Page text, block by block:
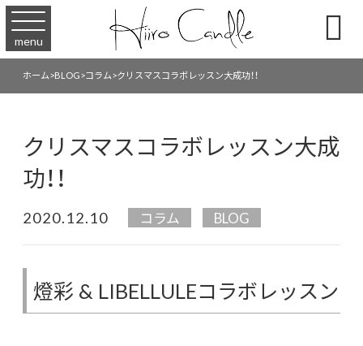
menu 
ホーム>BLOG>コラム>クリスマスコラボレッスン大成功！！
クリスマスコラボレッスン大成
功！！
2020.12.10 コラム BLOG
燈彩 & LIBELLULEコラボレッスン